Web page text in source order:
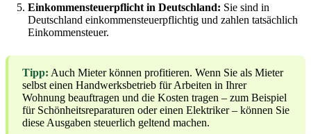
Einkommensteuerpflicht in Deutschland: Sie sind in
Deutschland einkommensteuerpflichtig und zahlen tatsächlich
Einkommensteuer.
Tipp: Auch Mieter können profitieren. Wenn Sie als Mieter
selbst einen Handwerksbetrieb für Arbeiten in Ihrer
Wohnung beauftragen und die Kosten tragen – zum Beispiel
für Schönheitsreparaturen oder einen Elektriker – können Sie
diese Ausgaben steuerlich geltend machen.